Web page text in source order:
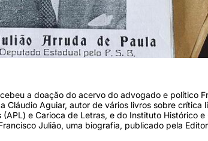
a doação do acervo do advogado e político
Cláudio Aguiar, autor de vários livros sobre crítica
e Carioca de Letras, e do Instituto Histórico e
Julião, uma biografia, publicado pela